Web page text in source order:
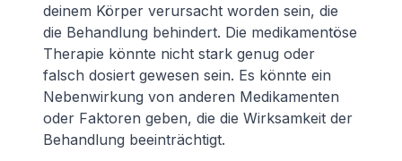
deinem Körper verursacht worden sein, die
die Behandlung behindert. Die medikamentöse
Therapie könnte nicht stark genug oder
falsch dosiert gewesen sein. Es könnte ein
Nebenwirkung von anderen Medikamenten
oder Faktoren geben, die die Wirksamkeit der
Behandlung beeinträchtigt.